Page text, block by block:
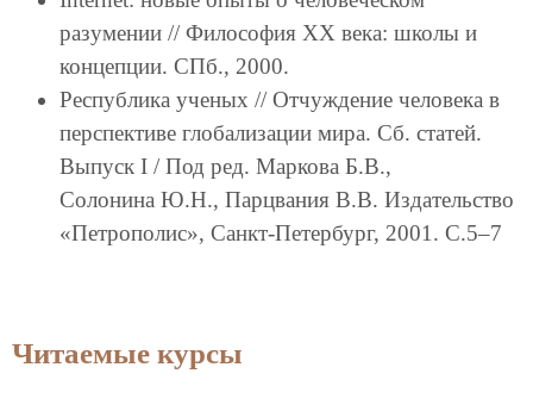
разумении // Философия XX века: школы и
концепции. СПб., 2000.
Республика ученых // Отчуждение человека в
перспективе глобализации мира. Сб. статей.
Выпуск I / Под ред. Маркова Б.В.,
Солонина Ю.Н., Парцвания В.В. Издательство
«Петрополис», Санкт-Петербург, 2001. С.5–7
Читаемые курсы